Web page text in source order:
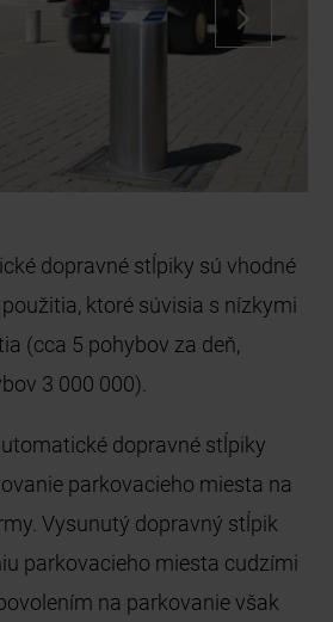
dopravné stĺpiky sú vhodné
ktoré súvisia s nízkymi
(cca 5 pohybov za deň,
3 000 000).
dopravné stĺpiky
parkovacieho miesta na
Vysunutý dopravný stĺpik
parkovacieho miesta cudzími
na parkovanie však